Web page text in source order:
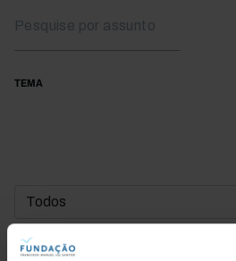
TEMA
DATA DE INÍCIO